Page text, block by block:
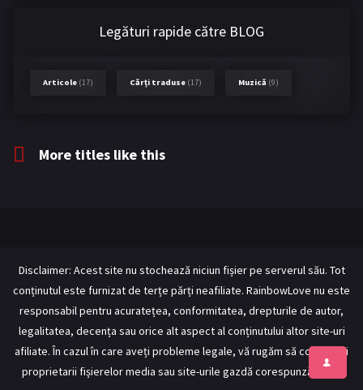
Legături rapide către BLOG
Articole (17) Cărți traduse (17) Muzică (9)
More titles like this
Disclaimer: Acest site nu stochează niciun fișier pe serverul său. Tot
conținutul este furnizat de terțe părți neafiliate. RainbowLove nu este
responsabil pentru acuratețea, conformitatea, drepturile de autor,
legalitatea, decența sau orice alt aspect al conținutului altor site-uri
afiliate. În cazul în care aveți probleme legale, vă rugăm să contactați
proprietarii fișierelor media sau site-urile gazdă corespunzătoare.